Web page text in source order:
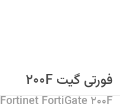
فورتی گیت 200F
Fortinet FortiGate 200F یا FG-200F